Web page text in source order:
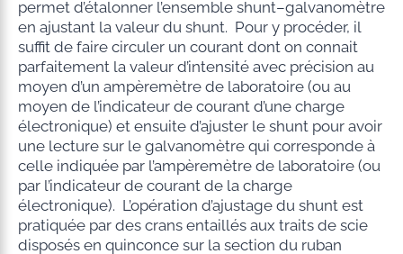
permet d’étalonner l’ensemble shunt–galvanomètre
en ajustant la valeur du shunt. Pour y procéder, il
suffit de faire circuler un courant dont on connait
parfaitement la valeur d’intensité avec précision au
moyen d’un ampèremètre de laboratoire (ou au
moyen de l’indicateur de courant d’une charge
électronique) et ensuite d’ajuster le shunt pour avoir
une lecture sur le galvanomètre qui corresponde à
celle indiquée par l’ampèremètre de laboratoire (ou
par l’indicateur de courant de la charge
électronique). L’opération d’ajustage du shunt est
pratiquée par des crans entaillés aux traits de scie
disposés en quinconce sur la section du ruban